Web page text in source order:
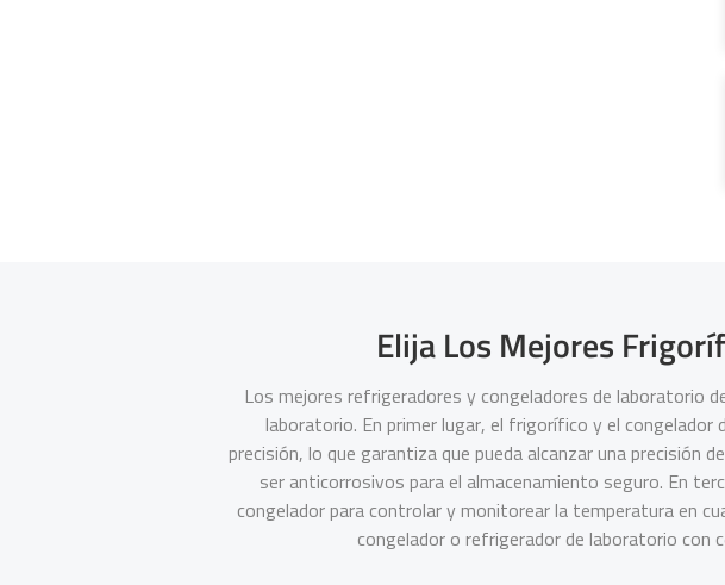
Elija Los Mejores
Los mejores refrigeradores y congeladores de laboratorio
laboratorio. En primer lugar, el frigorífico y el
precisión, lo que garantiza que pueda alcanzar una
ser anticorrosivos para el almacenamiento seguro. En
congelador para controlar y monitorear la temperatura en
congelador o refrigerador de laboratorio con